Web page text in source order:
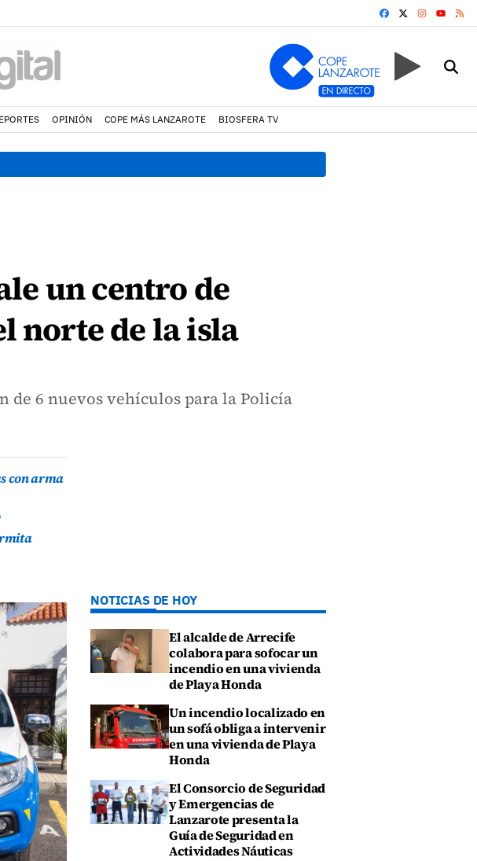
FACEBOOK
YOUTUBE
OPINIÓN COPE MÁS LANZAROTE BIOSFERA TV
un centro de
norte de la isla
6 nuevos vehículos para la Policía
con arma
NOTICIAS DE HOY
El alcalde de Arrecife
colabora para sofocar un
incendio en una vivienda
de Playa Honda
Un incendio localizado en
un sofá obliga a intervenir
en una vivienda de Playa
Honda
El Consorcio de Seguridad
y Emergencias de
Lanzarote presenta la
Guía de Seguridad en
Actividades Náuticas